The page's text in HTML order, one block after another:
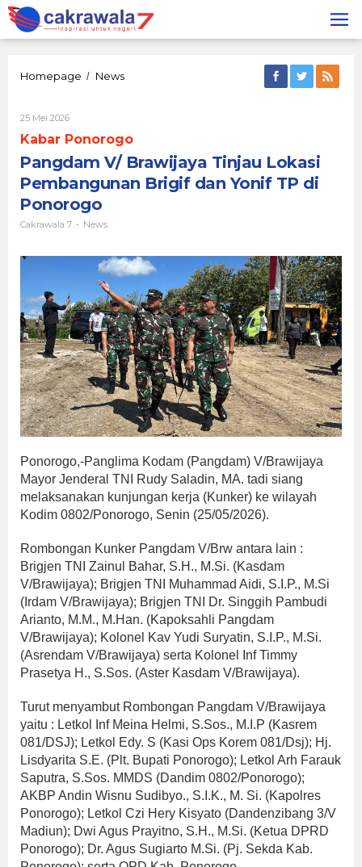
Lewati
ke
konten
Homepage / NewsPangdam
Pembangunan
Brigif
Yonif
25 Mei 2026Oleh
7
Kabar Ponorogo
Pangdam V/ Brawijaya Tinjau Lokasi
Pembangunan Brigif dan Yonif TP di
Ponorogo
Cakrawala 7 - News
Ponorogo,-Panglima Kodam (Pangdam) V/Brawijaya
Mayor Jenderal TNI Rudy Saladin, MA. tadi siang
melaksanakan kunjungan kerja (Kunker) ke wilayah
Kodim 0802/Ponorogo, Senin (25/05/2026).
Rombongan Kunker Pangdam V/Brw antara lain :
Brigjen TNI Zainul Bahar, S.H., M.Si. (Kasdam
V/Brawijaya); Brigjen TNI Muhammad Aidi, S.I.P., M.Si
(Irdam V/Brawijaya); Brigjen TNI Dr. Singgih Pambudi
Arianto, M.M., M.Han. (Kapoksahli Pangdam
V/Brawijaya); Kolonel Kav Yudi Suryatin, S.I.P., M.Si.
(Asrendam V/Brawijaya) serta Kolonel Inf Timmy
Prasetya H., S.Sos. (Aster Kasdam V/Brawijaya).
Turut menyambut Rombongan Pangdam V/Brawijaya
yaitu : Letkol Inf Meina Helmi, S.Sos., M.I.P (Kasrem
081/DSJ); Letkol Edy. S (Kasi Ops Korem 081/Dsj); Hj.
Lisdyarita S.E. (Plt. Bupati Ponorogo); Letkol Arh Farauk
Saputra, S.Sos. MMDS (Dandim 0802/Ponorogo);
AKBP Andin Wisnu Sudibyo., S.I.K., M. Si. (Kapolres
Ponorogo); Letkol Czi Hery Kisyato (Dandenzibang 3/V
Madiun); Dwi Agus Prayitno, S.H., M.Si. (Ketua DPRD
Ponorogo); Dr. Agus Sugiarto M.Si. (Pj. Sekda Kab.